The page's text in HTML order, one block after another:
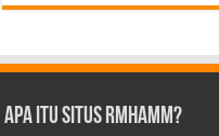
Apa Itu Situs Rmhamm?